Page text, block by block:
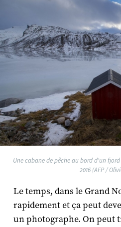
Une cabane de pêche au bord d'un
2016 (AFP /
Le temps, dans le Grand
rapidement et ça peut
un photographe. On peut